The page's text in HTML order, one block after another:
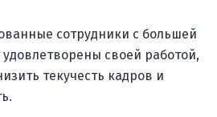
сотрудники с большей
удовлетворены своей работой,
текучесть кадров и